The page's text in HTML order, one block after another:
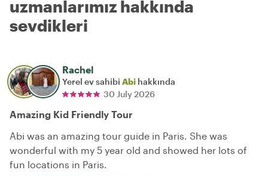
uzmanlarımız hakkında
sevdikleri
Rachel
Yerel ev sahibi Abi hakkında
30 July 2026
Amazing Kid Friendly Tour
Abi was an amazing tour guide in Paris. She was
wonderful with my 5 year old and showed her lots of
fun locations in Paris.